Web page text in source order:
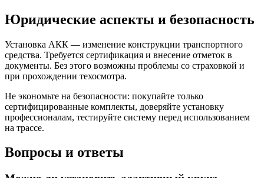
Юридические аспекты и безопасность
Установка АКК — изменение конструкции транспортного
средства. Требуется сертификация и внесение отметок в
документы. Без этого возможны проблемы со страховкой и
при прохождении техосмотра.
Не экономьте на безопасности: покупайте только
сертифицированные комплекты, доверяйте установку
профессионалам, тестируйте систему перед использованием
на трассе.
Вопросы и ответы